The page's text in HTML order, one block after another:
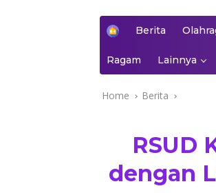
H
e
Berita
Ragam Lainnya
Home Berita
RSUD
dengan